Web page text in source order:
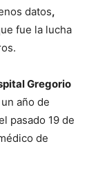
datos,
fue la lucha
Gregorio
año de
pasado 19 de
de